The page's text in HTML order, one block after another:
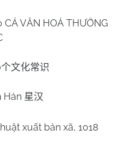
VĂN HOÁ THƯỜNG
个文化常识
Hán 星汉
xuất bản xã, 1018